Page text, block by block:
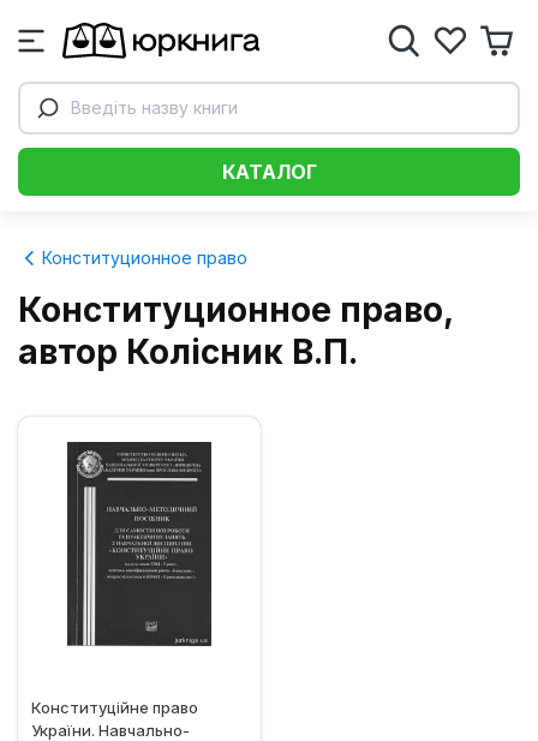
Введіть назву книги
КАТАЛОГ
Конституционное право
Конституционное право,
автор Колісник В.П.
Конституційне право
України. Навчально-